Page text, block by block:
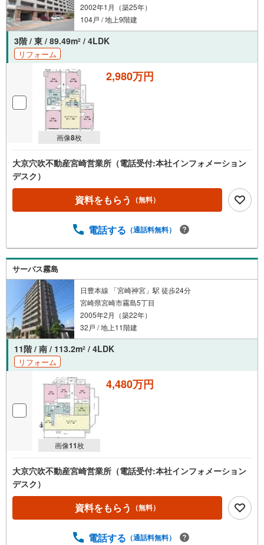
2002年1月（築25年）
104戸 / 地上9階建
3階 / 東 / 89.49m2 / 4LDK
リフォーム
画像8枚
2,980万円
大京穴吹不動産宮崎営業所（電話受付:本社インフォメーション
デスク）
資料をもらう （無料）
電話する （通話料無料）
サーパス霧島
日豊本線 「宮崎神宮」駅 徒歩24分
宮崎県宮崎市霧島5丁目
2005年2月（築22年）
32戸 / 地上11階建
11階 / 南 / 113.2m2 / 4LDK
リフォーム
画像11枚
4,480万円
大京穴吹不動産宮崎営業所（電話受付:本社インフォメーション
デスク）
資料をもらう （無料）
電話する （通話料無料）